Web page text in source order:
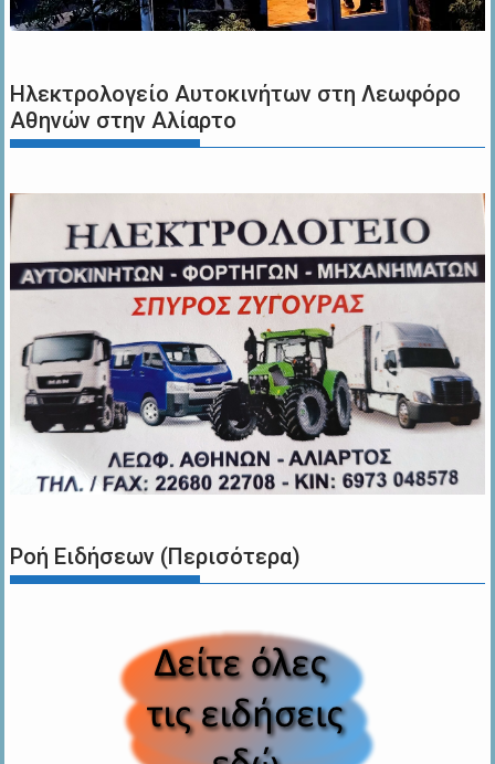
Ηλεκτρολογείο Αυτοκινήτων στη Λεωφόρο
Αθηνών στην Αλίαρτο
Ροή Ειδήσεων (Περισότερα)